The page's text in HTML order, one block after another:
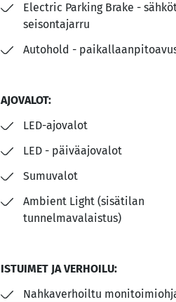
Electric Parking Brake -
seisontajarru
Autohold -
AJOVALOT:
LED-ajovalot
LED - päiväajovalot
Sumuvalot
Ambient Light (sisätilan
tunnelmavalaistus)
ISTUIMET JA VERHOILU:
Nahkaverhoiltu